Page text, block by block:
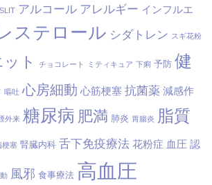
SLIT アルコール アレルギー インフルエ
ステロール シダトレン スギ花粉
ト チョコレート ミティキュア 下痢 予防 健
嘔吐 心房細動 心筋梗塞 抗菌薬 減感作
外来 糖尿病 肥満 肺炎 胃腸炎 脂質
梗塞 腎臓内科 舌下免疫療法 花粉症 血圧 認
風邪 食事療法 高血圧